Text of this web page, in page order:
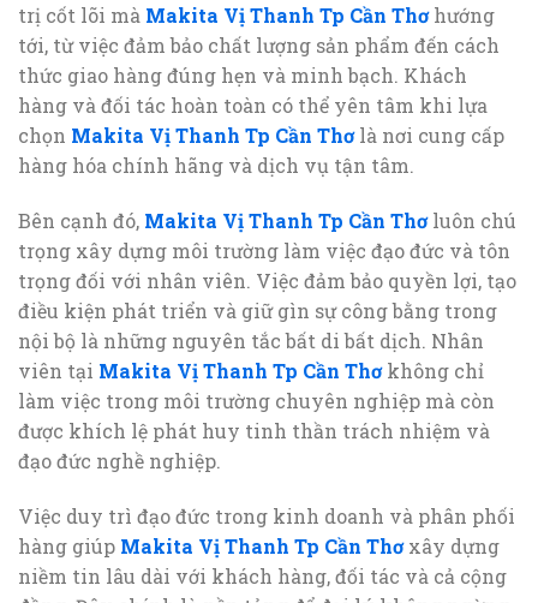
trị cốt lõi mà Makita Vị Thanh Tp Cần Thơhướng
tới, từ việc đảm bảo chất lượng sản phẩm đến cách
thức giao hàng đúng hẹn và minh bạch. Khách
hàng và đối tác hoàn toàn có thể yên tâm khi lựa
chọn Makita Vị Thanh Tp Cần Thơlà nơi cung cấp
hàng hóa chính hãng và dịch vụ tận tâm.
Bên cạnh đó, Makita Vị Thanh Tp Cần Thơluôn chú
trọng xây dựng môi trường làm việc đạo đức và tôn
trọng đối với nhân viên. Việc đảm bảo quyền lợi, tạo
điều kiện phát triển và giữ gìn sự công bằng trong
nội bộ là những nguyên tắc bất di bất dịch. Nhân
viên tại Makita Vị Thanh Tp Cần Thơkhông chỉ
làm việc trong môi trường chuyên nghiệp mà còn
được khích lệ phát huy tinh thần trách nhiệm và
đạo đức nghề nghiệp.
Việc duy trì đạo đức trong kinh doanh và phân phối
hàng giúp Makita Vị Thanh Tp Cần Thơxây dựng
niềm tin lâu dài với khách hàng, đối tác và cả cộng